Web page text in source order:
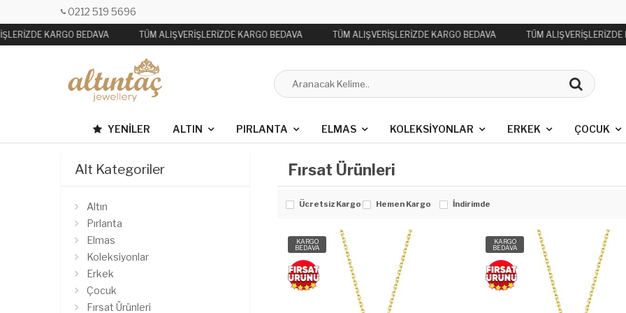
0212 519 5696
KARGO BEDAVA TÜM ALIŞVERİŞLERİZDE KARGO BEDAVA TÜM ALIŞVERİŞLERİZDE KARGO BEDAVA TÜM ALIŞVERİŞLERİZDE
YENILER ALTIN PIRLANTA ELMAS KOLEKSIYONLAR ERKEK ÇOCUK
Alt Kategoriler
Altın
Pırlanta
Elmas
Koleksiyonlar
Erkek
Çocuk
Fırsat Ürünleri
Fırsat Ürünleri
Ücretsiz Kargo Hemen Kargo İndirimde
KARGO
BEDAVA
KARGO
BEDAVA